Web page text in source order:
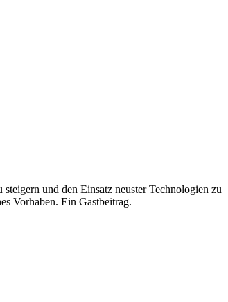
und den Einsatz neuster Technologien zu
Vorhaben. Ein Gastbeitrag.